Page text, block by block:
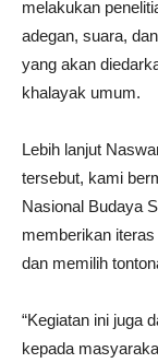
melakukan
adegan, suara,
yang akan
khalayak umum.
Lebih lanjut
tersebut, kami
Nasional Budaya
memberikan
dan memilih
“Kegiatan ini juga
kepada